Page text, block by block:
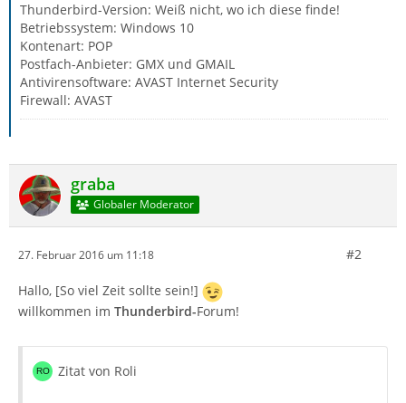
Thunderbird-Version: Weiß nicht, wo ich diese finde!
Betriebssystem: Windows 10
Kontenart: POP
Postfach-Anbieter: GMX und GMAIL
Antivirensoftware: AVAST Internet Security
Firewall: AVAST
graba
Globaler Moderator
27. Februar 2016 um 11:18 #2
Hallo, [So viel Zeit sollte sein!]
willkommen im Thunderbird-Forum!
Zitat von Roli